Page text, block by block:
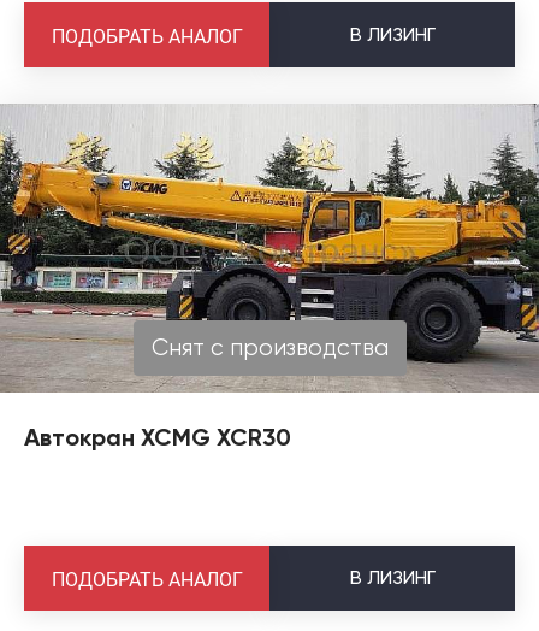
В ЛИЗИНГ
ПОДОБРАТЬ АНАЛОГ
Снят с производства
Автокран XCMG XCR30
В ЛИЗИНГ
ПОДОБРАТЬ АНАЛОГ